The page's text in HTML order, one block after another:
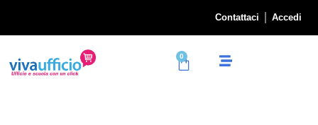
Contattaci Accedi
0